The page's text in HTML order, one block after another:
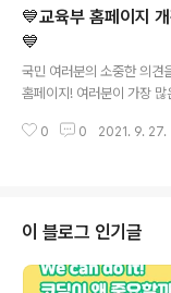
일(월) #교육부 #수험생응
#이벤트 #참여 #수능 #갤
시핏2 #파리바게트 우리 수
험생을 응원하는 슬로건을
시) 힘내, 우리가 함께 할게
선정하여 대국민 투표 결과
💙교육부 홈페이지
💙
국민 여러분의 소중한 의견
홈페이지! 여러분이 가장
이벤트의 결과를 공개합니
편이벤트 #당첨자발표 #교
개편이벤트 #이벤트당첨자
0 0 2021. 9. 27.
이 블로그 인기글